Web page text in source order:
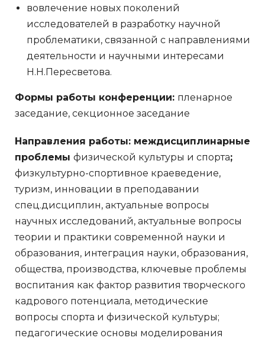
вовлечение новых поколений
исследователей в разработку научной
проблематики, связанной с направлениями
деятельности и научными интересами
Н.Н.Пересветова.
Формы работы конференции: пленарное
заседание, секционное заседание
Направления работы: междисциплинарные
проблемы физической культуры и спорта;
физкультурно-спортивное краеведение,
туризм, инновации в преподавании
спец.дисциплин, актуальные вопросы
научных исследований, актуальные вопросы
теории и практики современной науки и
образования, интеграция науки, образования,
общества, производства, ключевые проблемы
воспитания как фактор развития творческого
кадрового потенциала, методические
вопросы спорта и физической культуры;
педагогические основы моделирования